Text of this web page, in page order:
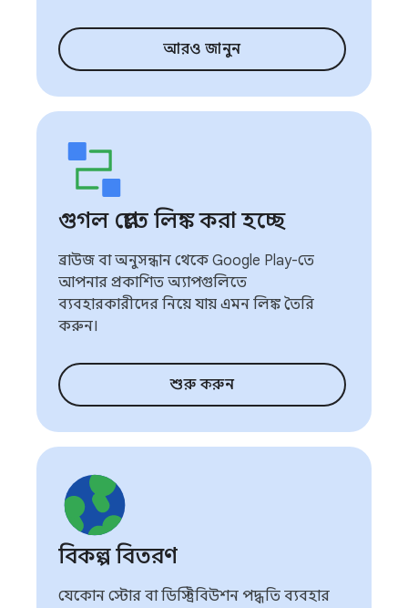
আরও জানুন
গুগল প্লেতে লিঙ্ক করা হচ্ছে
ব্রাউজ বা অনুসন্ধান থেকে Google Play-তে
আপনার প্রকাশিত অ্যাপগুলিতে
ব্যবহারকারীদের নিয়ে যায় এমন লিঙ্ক তৈরি
করুন।
শুরু করুন
বিকল্প বিতরণ
যেকোন স্টোর বা ডিস্ট্রিবিউশন পদ্ধতি ব্যবহার